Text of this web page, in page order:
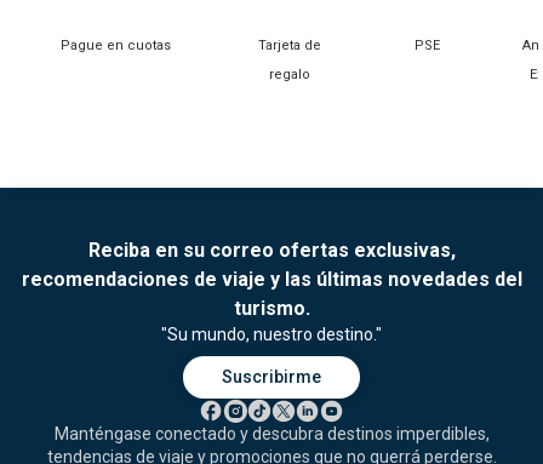
Tarjeta de
Reciba en su correo ofertas exclusivas,
recomendaciones de viaje y las últimas novedades del
turismo.
"Su mundo, nuestro destino."
Suscribirme